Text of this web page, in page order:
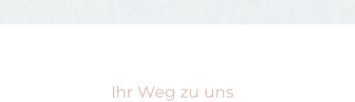
Ihr Weg zu uns